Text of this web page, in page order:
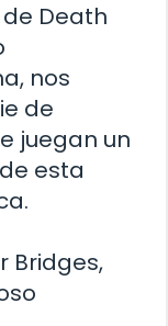
Death
nos
de
juegan un
esta
Bridges,